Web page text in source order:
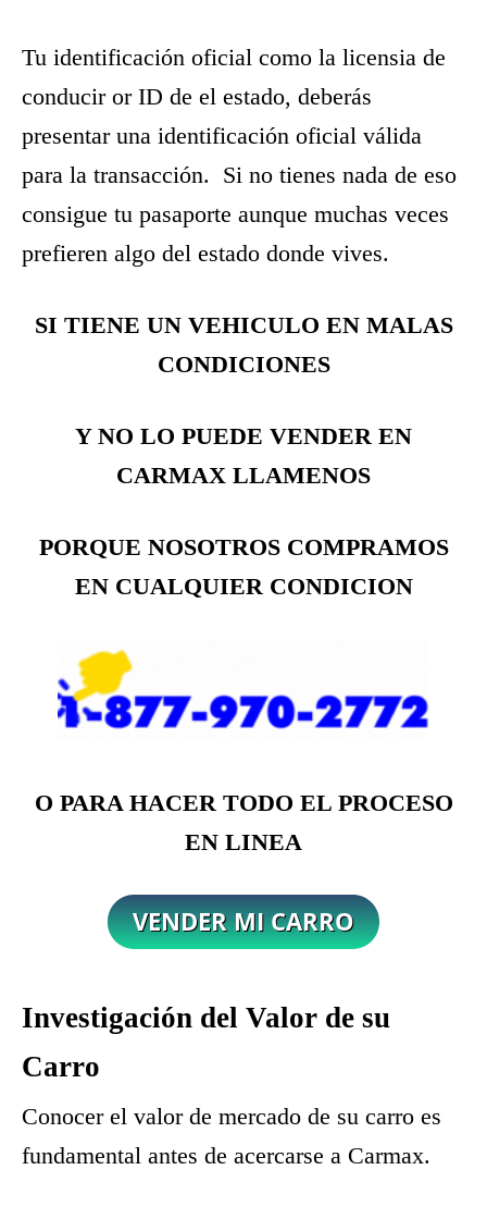
Tu identificación oficial como la licensia de
conducir or ID de el estado, deberás
presentar una identificación oficial válida
para la transacción. Si no tienes nada de eso
consigue tu pasaporte aunque muchas veces
prefieren algo del estado donde vives.
SI TIENE UN VEHICULO EN MALAS
CONDICIONES
Y NO LO PUEDE VENDER EN
CARMAX LLAMENOS
PORQUE NOSOTROS COMPRAMOS
EN CUALQUIER CONDICION
O PARA HACER TODO EL PROCESO
EN LINEA
Investigación del Valor de su
Carro
Conocer el valor de mercado de su carro es
fundamental antes de acercarse a Carmax.